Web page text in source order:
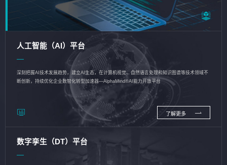
人工智能（AI）平台
深刻把握AI技术发展趋势，建立AI生态，在计算机视觉、自然语言处理和知识图谱等技术领域不
断创新，持续优化企业数智化转型加速器—AlphaMind®AI能力开放平台
了解更多
数字孪生（DT）平台